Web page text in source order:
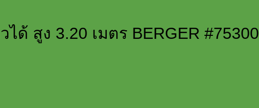
ด้ สูง 3.20 เมตร BERGER #75300